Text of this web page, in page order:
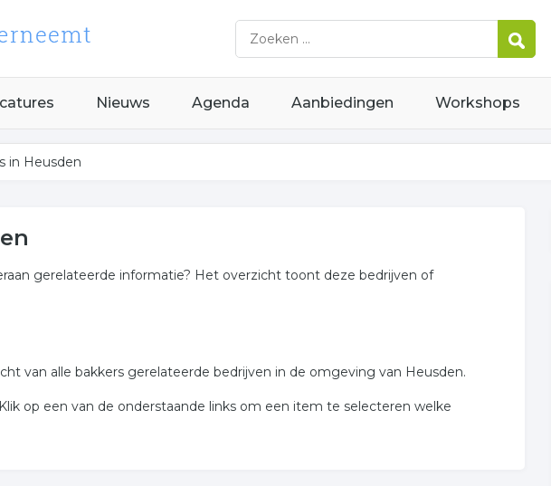
Nieuws Agenda Aanbiedingen Workshops
in Heusden
gerelateerde informatie? Het overzicht toont deze bedrijven of
van alle bakkers gerelateerde bedrijven in de omgeving van Heusden.
op een van de onderstaande links om een item te selecteren welke